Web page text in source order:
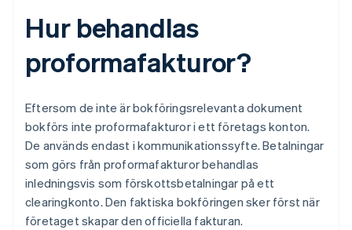
Hur behandlas
proformafakturor?
Eftersom de inte är bokföringsrelevanta dokument
bokförs inte proformafakturor i ett företags konton.
De används endast i kommunikationssyfte. Betalningar
som görs från proformafakturor behandlas
inledningsvis som förskottsbetalningar på ett
clearingkonto. Den faktiska bokföringen sker först när
företaget skapar den officiella fakturan.